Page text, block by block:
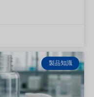
エッセンシャルオイ
ューサー、ポンプ、ス
飾、ラベルの接着剤な
で、実際の精油または
ます。実用的なルール
ものであり、互換性の
せん。 精油の種類、
製品知識